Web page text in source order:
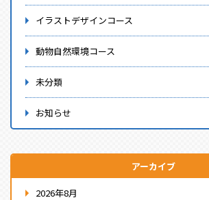
イラストデザインコース
動物自然環境コース
未分類
お知らせ
アーカイブ
2026年8月